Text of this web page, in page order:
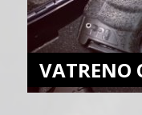
VATRENO